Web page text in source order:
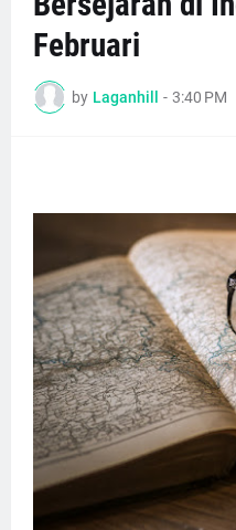
Februari
by Laganhill - 3:40 PM